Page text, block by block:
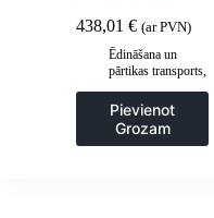
438,01 € (ar PVN)
Ēdināšana un
pārtikas transports,
Popkorna mašīnas
Pievienot
Grozam